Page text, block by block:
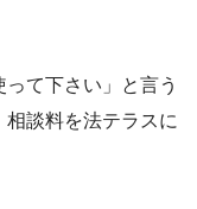
て下さい」と言う
談料を法テラスに